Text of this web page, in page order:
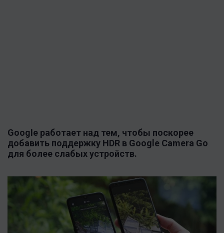
Google работает над тем, чтобы поскорее
добавить поддержку HDR в Google Camera Go
для более слабых устройств.